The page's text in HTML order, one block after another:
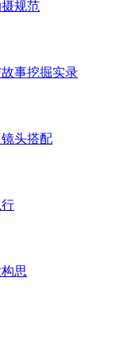
规范
事挖掘实录
头搭配
思